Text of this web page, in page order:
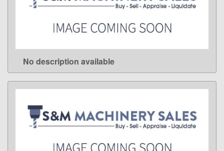
LEARN MORE
No description available